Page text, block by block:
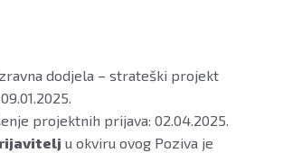
dodjela – strateški projekt
projektnih prijava: 02.04.2025.
u okviru ovog Poziva je